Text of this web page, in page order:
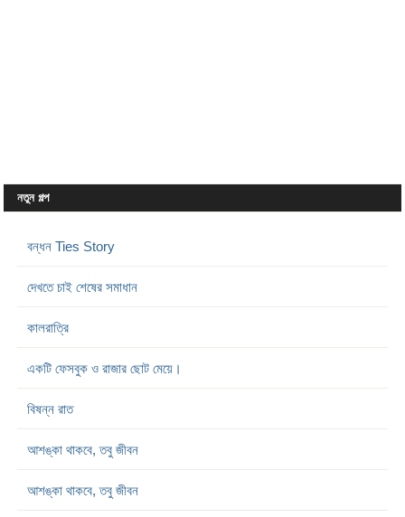
নতুন গল্প
বন্ধন Ties Story
দেখতে চাই শেষের সমাধান
কালরাত্রি
একটি ফেসবুক ও রাজার ছোট মেয়ে।
বিষন্ন রাত
আশঙ্কা থাকবে, তবু জীবন
আশঙ্কা থাকবে, তবু জীবন